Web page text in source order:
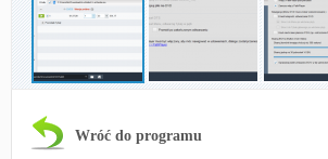
Wróć do programu